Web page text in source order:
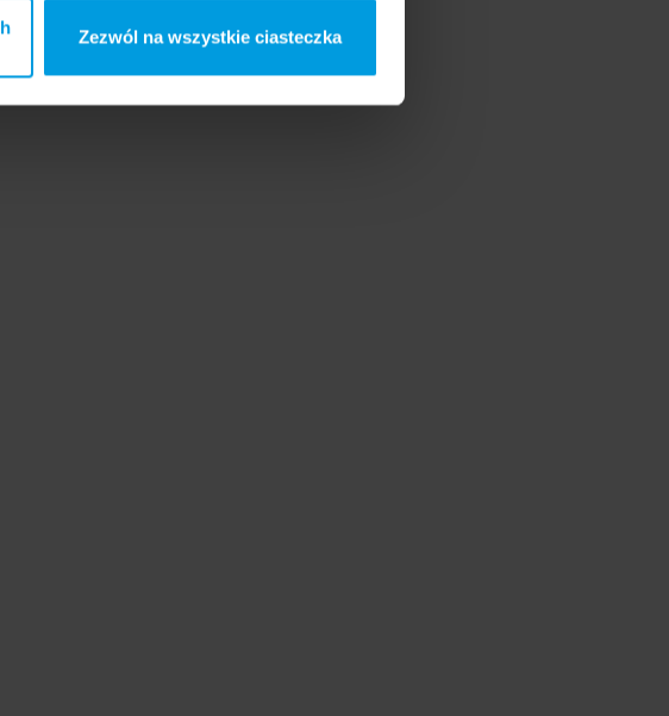
Zezwól na wszystkie ciasteczka